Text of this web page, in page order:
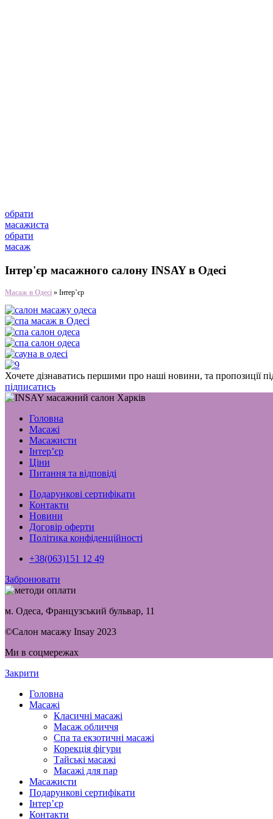
обрати
масажиста
обрати
масаж
Інтер'єр масажного салону INSAY в Одесі
Масаж в Одесі » Інтер’єр
Хочете дізнаватись першими про наші новини, та пропозиції
підписатись
Головна
Масажі
Масажисти
Інтер’єр
Ціни
Питання та відповіді
Подарункові сертифікати
Контакти
Новини
Договір оферти
Політика конфіденційності
+38(063)151 12 49
Забронювати
м. Одеса, Французський бульвар, 11
©Салон масажу Insay 2023
Ми в соцмережах
Закрити
Головна
Масажі
Класичні масажі
Масаж обличчя
Спа та екзотичні масажі
Корекція фігури
Тайські масажі
Масажі для пар
Масажисти
Подарункові сертифікати
Інтер’єр
Контакти